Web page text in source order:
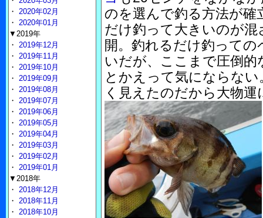
のを選んで釣る方法が
だけ釣って大きいのが
開。釣れるだけ釣っての
いだが、ここまで圧倒
とかえって気にならな
く見えたのだから大物
・ 2020年02月
・ 2020年01月
▼2019年
・ 2019年12月
・ 2019年11月
・ 2019年10月
・ 2019年09月
・ 2019年08月
・ 2019年07月
・ 2019年06月
・ 2019年05月
・ 2019年04月
・ 2019年03月
・ 2019年02月
・ 2019年01月
▼2018年
・ 2018年12月
・ 2018年11月
・ 2018年10月